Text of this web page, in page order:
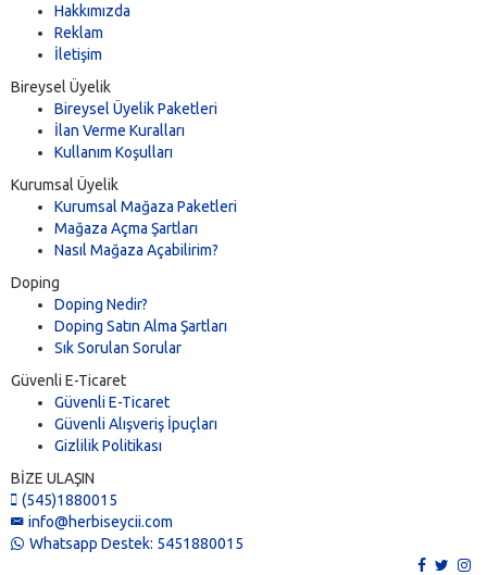
Hakkımızda
Reklam
İletişim
Bireysel Üyelik
Bireysel Üyelik Paketleri
İlan Verme Kuralları
Kullanım Koşulları
Kurumsal Üyelik
Kurumsal Mağaza Paketleri
Mağaza Açma Şartları
Nasıl Mağaza Açabilirim?
Doping
Doping Nedir?
Doping Satın Alma Şartları
Sık Sorulan Sorular
Güvenli E-Ticaret
Güvenli E-Ticaret
Güvenli Alışveriş İpuçları
Gizlilik Politikası
BİZE ULAŞIN
(545)1880015
info@herbiseycii.com
Whatsapp Destek: 5451880015